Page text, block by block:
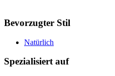
Bevorzugter Stil
Natürlich
Spezialisiert auf